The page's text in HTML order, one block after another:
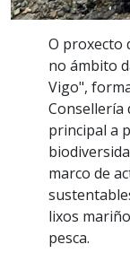
O proxecto
no ámbito
Vigo",
Consellería
principal a
marco de
lixos
pesca.